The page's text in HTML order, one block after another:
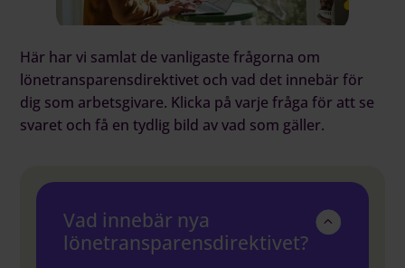
Här har vi samlat de vanligaste frågorna om
lönetransparensdirektivet och vad det innebär för
dig som arbetsgivare. Klicka på varje fråga för att se
svaret och få en tydlig bild av vad som gäller.
Vad innebär nya
lönetransparensdirektivet?